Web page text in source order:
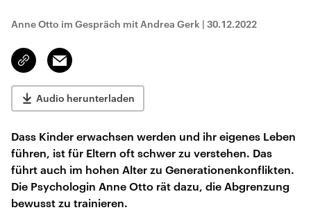
Anne Otto im Gespräch mit Andrea Gerk | 30.12.2022
Link
kopieren/teilen
Email
Audio herunterladen
Dass Kinder erwachsen werden und ihr eigenes Leben
führen, ist für Eltern oft schwer zu verstehen. Das
führt auch im hohen Alter zu Generationenkonflikten.
Die Psychologin Anne Otto rät dazu, die Abgrenzung
bewusst zu trainieren.